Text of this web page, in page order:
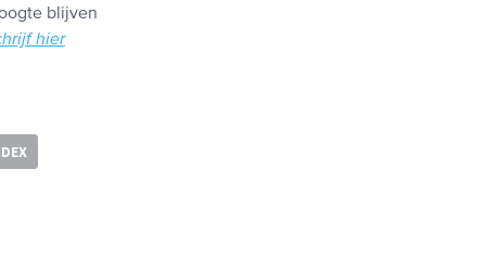
blijven
hier